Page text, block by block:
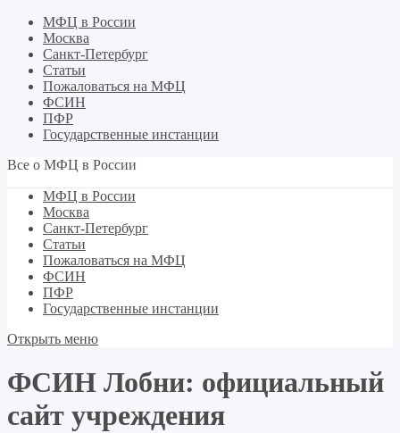
МФЦ в России
Москва
Санкт-Петербург
Статьи
Пожаловаться на МФЦ
ФСИН
ПФР
Государственные инстанции
Все о МФЦ в России
МФЦ в России
Москва
Санкт-Петербург
Статьи
Пожаловаться на МФЦ
ФСИН
ПФР
Государственные инстанции
Открыть меню
ФСИН Лобни: официальный
сайт учреждения